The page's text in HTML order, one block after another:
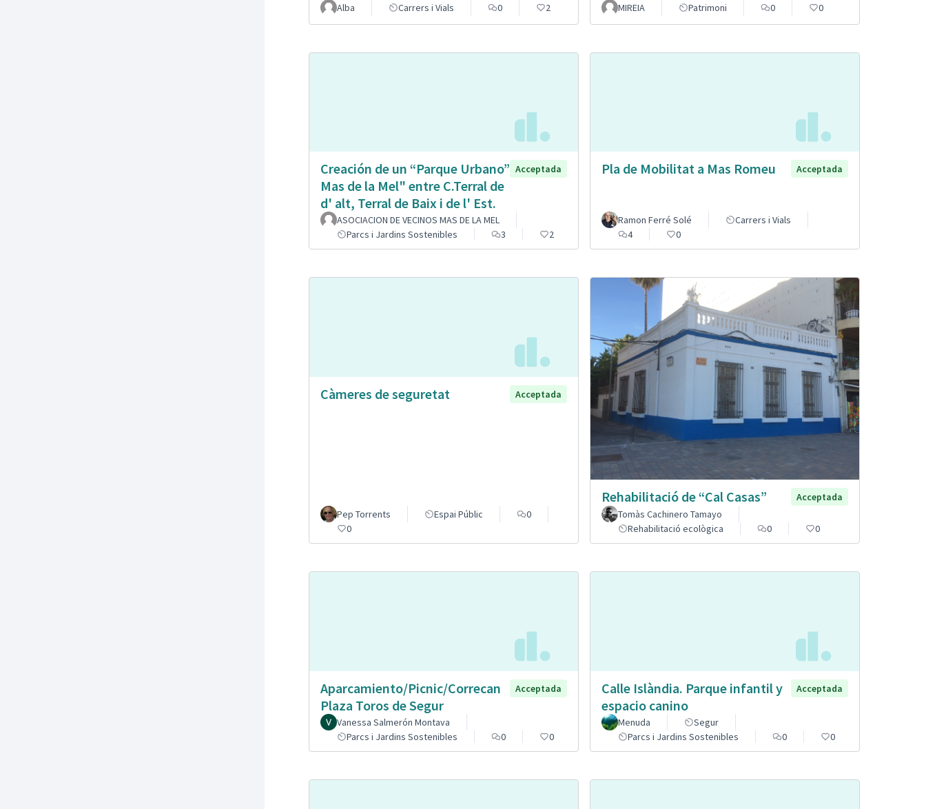
Alba Carrers i Vials 0 2 MIREIA Patrimoni 0 0
Creación de un “Parque Urbano”
Mas de la Mel" entre C.Terral de
d' alt, Terral de Baix i de l' Est.
Acceptada
ASOCIACION DE VECINOS MAS DE LA MEL
Parcs i Jardins Sostenibles
3 2
Pla de Mobilitat a Mas Romeu Acceptada
Ramon Ferré Solé
Carrers i Vials
4
0
Càmeres de seguretat Acceptada
Pep Torrents Espai Públic
0
0
Rehabilitació de “Cal Casas”
Acceptada
Tomàs Cachinero Tamayo
Rehabilitació ecològica
0 0
Aparcamiento/Picnic/Correcan
Plaza Toros de Segur
Acceptada
Vanessa Salmerón Montava
Parcs i Jardins Sostenibles
0 0
Calle Islàndia. Parque infantil y
espacio canino
Acceptada
Menuda
Segur
Parcs i Jardins Sostenibles
0 0